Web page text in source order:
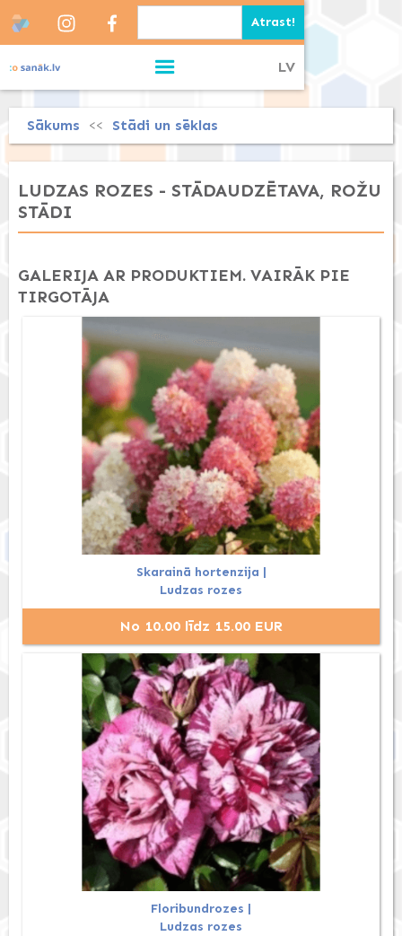
LV
Sākums << Stādi un sēklas
LUDZAS ROZES - STĀDAUDZĒTAVA, ROŽU
STĀDI
GALERIJA AR PRODUKTIEM. VAIRĀK PIE
TIRGOTĀJA
Skarainā hortenzija |
Ludzas rozes
No 10.00 līdz 15.00 EUR
Floribundrozes |
Ludzas rozes